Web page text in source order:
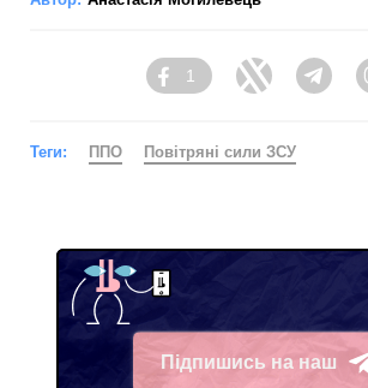
Facebook
1
Twitter
Теги: ППО Повітряні сили ЗСУ
Підпишись на наш
Telegram